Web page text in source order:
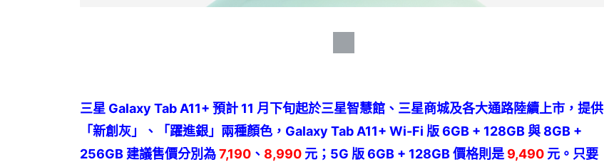
三星 Galaxy Tab A11+ 預計 11 月下旬起於三星智慧館、三星商城及各大通路陸續上市，提供
「新創灰」、「躍進銀」兩種顏色，Galaxy Tab A11+ Wi-Fi 版 6GB + 128GB 與 8GB +
256GB 建議售價分別為7,190 、 8,990 元；5G 版 6GB + 128GB 價格則是 9,490 元。只要